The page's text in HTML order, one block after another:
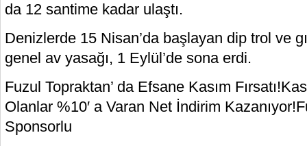
da 12 santime kadar ulaştı.
Denizlerde 15 Nisan’da başlayan dip trol ve
genel av yasağı, 1 Eylül’de sona erdi.
Fuzul Topraktan’ da Efsane Kasım
Olanlar %10′ a Varan Net İndirim
Sponsorlu